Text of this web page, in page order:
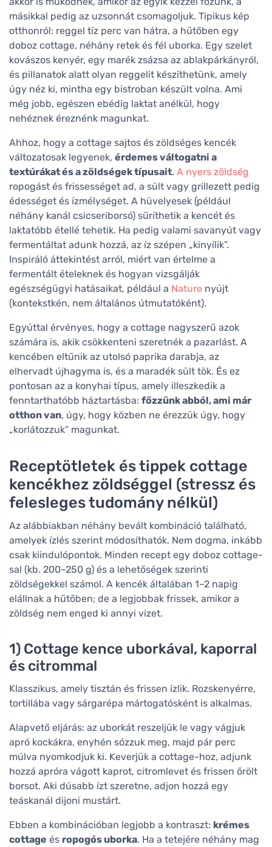
másikkal pedig az uzsonnát csomagoljuk. Tipikus kép
otthonról: reggel tíz perc van hátra, a hűtőben egy
doboz cottage, néhány retek és fél uborka. Egy szelet
kovászos kenyér, egy marék zsázsa az ablakpárkányról,
és pillanatok alatt olyan reggelit készíthetünk, amely
úgy néz ki, mintha egy bistroban készült volna. Ami
még jobb, egészen ebédig laktat anélkül, hogy
nehéznek éreznénk magunkat.
Ahhoz, hogy a cottage sajtos és zöldséges kencék
változatosak legyenek, érdemes váltogatni a
textúrákat és a zöldségek típusait. A nyers zöldség
ropogást és frissességet ad, a sült vagy grillezett pedig
édességet és ízmélységet. A hüvelyesek (például
néhány kanál csicseriborsó) sűríthetik a kencét és
laktatóbb étellé tehetik. Ha pedig valami savanyút vagy
fermentáltat adunk hozzá, az íz szépen „kinyílik”.
Inspiráló áttekintést arról, miért van értelme a
fermentált ételeknek és hogyan vizsgálják
egészségügyi hatásaikat, például a Nature nyújt
(kontekstkén, nem általános útmutatóként).
Egyúttal érvényes, hogy a cottage nagyszerű azok
számára is, akik csökkenteni szeretnék a pazarlást. A
kencében eltűnik az utolsó paprika darabja, az
elhervadt újhagyma is, és a maradék sült tök. És ez
pontosan az a konyhai típus, amely illeszkedik a
fenntarthatóbb háztartásba: főzzünk abból, ami már
otthon van, úgy, hogy közben ne érezzük úgy, hogy
„korlátozzuk” magunkat.
Receptötletek és tippek cottage
kencékhez zöldséggel (stressz és
felesleges tudomány nélkül)
Az alábbiakban néhány bevált kombináció található,
amelyek ízlés szerint módosíthatók. Nem dogma, inkább
csak kiindulópontok. Minden recept egy doboz cottage-
sal (kb. 200–250 g) és a lehetőségek szerinti
zöldségekkel számol. A kencék általában 1–2 napig
elállnak a hűtőben; de a legjobbak frissek, amikor a
zöldség nem enged ki annyi vizet.
1) Cottage kence uborkával, kaporral
és citrommal
Klasszikus, amely tisztán és frissen ízlik. Rozskenyérre,
tortillába vagy sárgarépa mártogatósként is alkalmas.
Alapvető eljárás: az uborkát reszeljük le vagy vágjuk
apró kockákra, enyhén sózzuk meg, majd pár perc
múlva nyomkodjuk ki. Keverjük a cottage-hoz, adjunk
hozzá apróra vágott kaprot, citromlevet és frissen őrölt
borsot. Aki dúsabb ízt szeretne, adjon hozzá egy
teáskanál dijoni mustárt.
Ebben a kombinációban legjobb a kontraszt: krémes
cottage és ropogós uborka. Ha a tetejére néhány mag